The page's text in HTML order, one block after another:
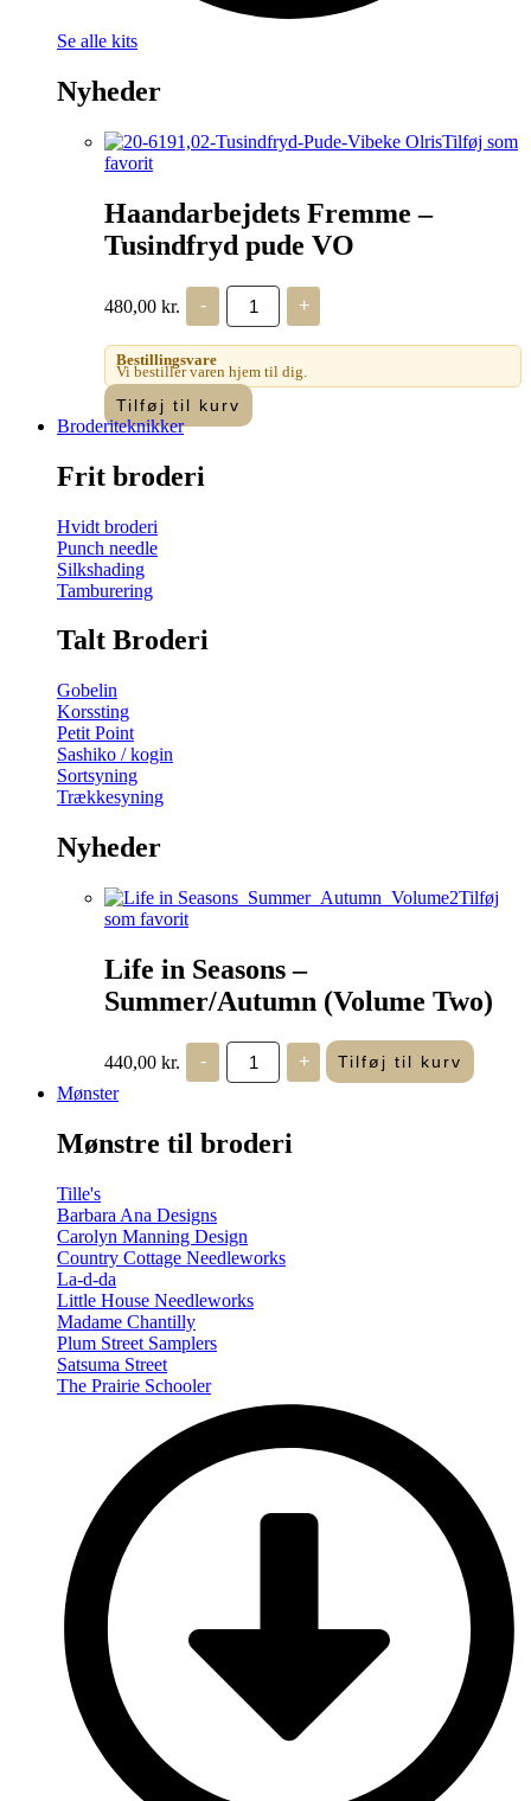
Se alle kits
Nyheder
Tilføj som
favorit
Haandarbejdets Fremme –
Tusindfryd pude VO
480,00 kr. -
Haandarbejdets
Fremme
-
Tusindfryd
pude
VO
antal
+
Bestillingsvare
Vi bestiller varen hjem til dig.
Tilføj til kurv
Broderiteknikker
Frit broderi
Hvidt broderi
Punch needle
Silkshading
Tamburering
Talt Broderi
Gobelin
Korssting
Petit Point
Sashiko / kogin
Sortsyning
Trækkesyning
Nyheder
Tilføj
som favorit
Life in Seasons –
Summer/Autumn (Volume Two)
440,00 kr. -
Life
Seasons
(Volume
+ Tilføj til kurv
Mønster
Mønstre til broderi
Tille's
Barbara Ana Designs
Carolyn Manning Design
Country Cottage Needleworks
La-d-da
Little House Needleworks
Madame Chantilly
Plum Street Samplers
Satsuma Street
The Prairie Schooler